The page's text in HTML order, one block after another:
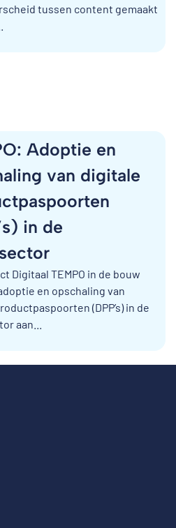
tussen content gemaakt
Adoptie en
van digitale
in de
Digitaal TEMPO in de bouw
en opschaling van
(DPP’s) in de
aan...